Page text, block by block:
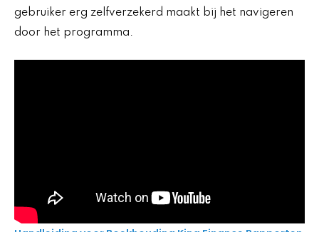
gebruiker erg zelfverzekerd maakt bij het navigeren
door het programma.